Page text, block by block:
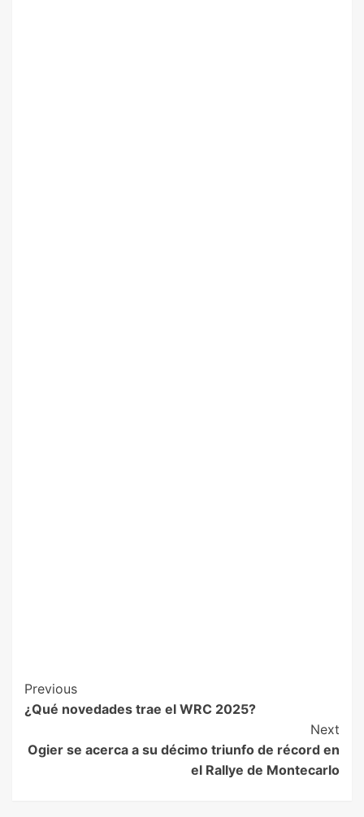
Previous
¿Qué novedades trae el WRC 2025?
Next
Ogier se acerca a su décimo triunfo de récord en
el Rallye de Montecarlo